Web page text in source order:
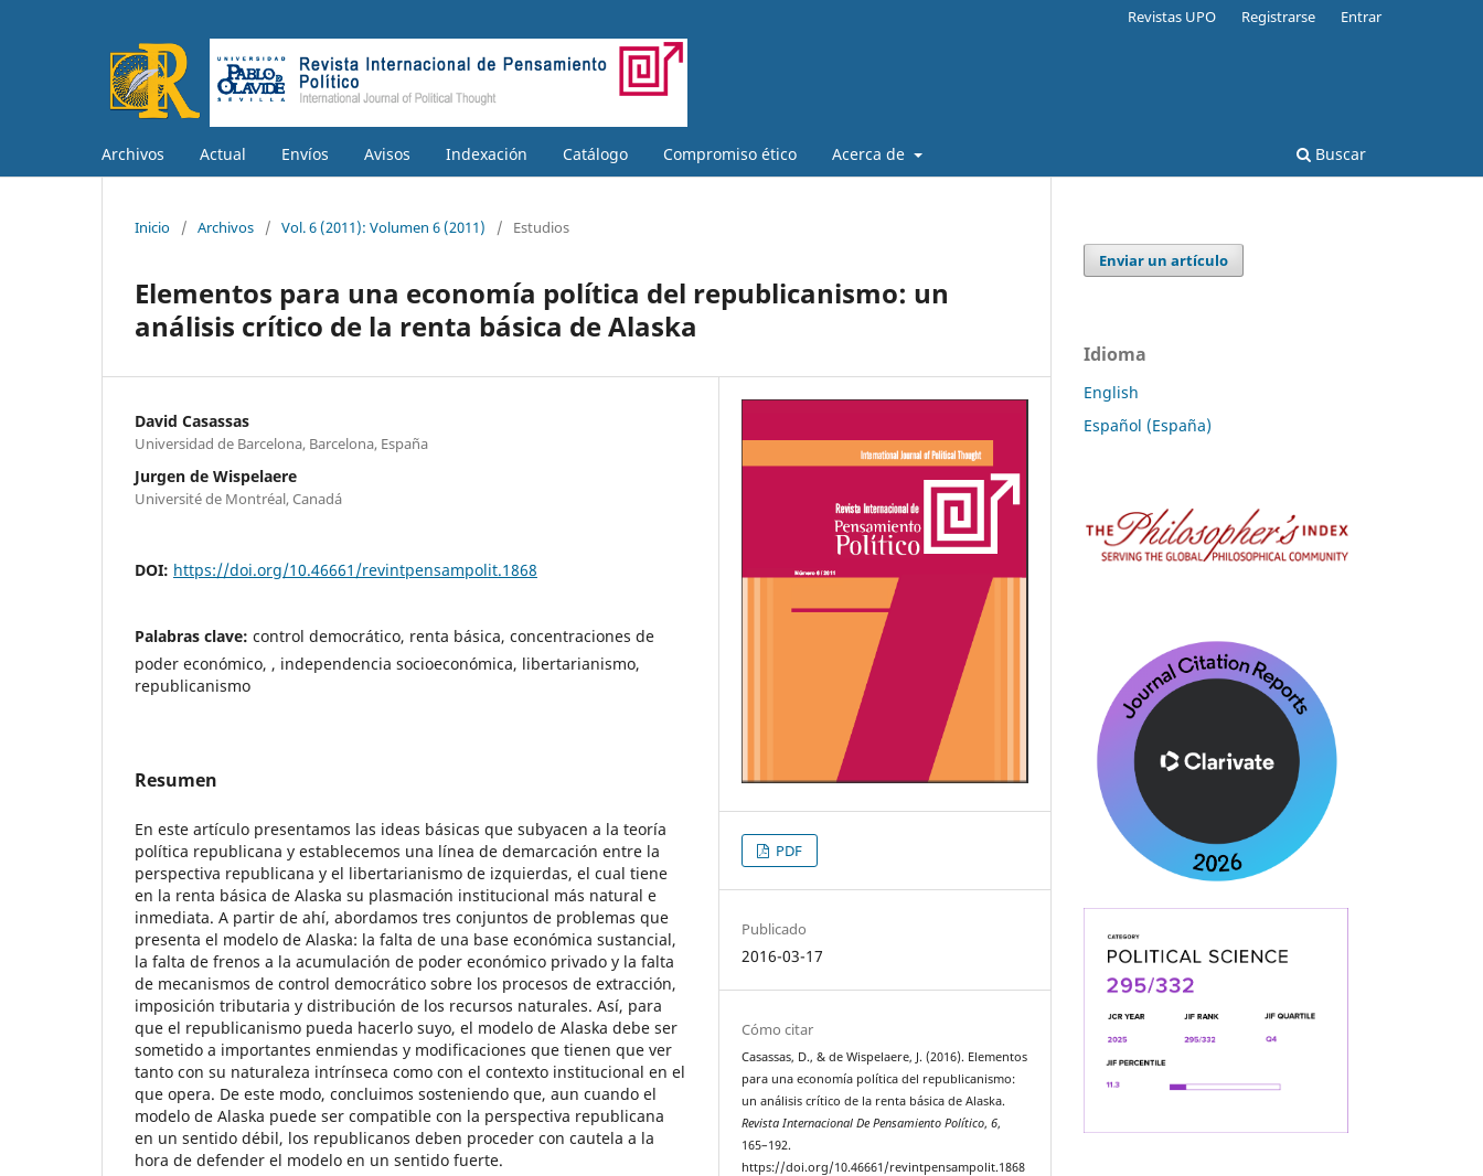
Archivos Actual Envíos Avisos Indexación Catálogo Compromiso ético Acerca de Buscar
Revistas UPO Registrarse Entrar
Inicio / Archivos / Vol. 6 (2011): Volumen 6 (2011) / Estudios
Elementos para una economía política del republicanismo: un
análisis crítico de la renta básica de Alaska
David Casassas
Universidad de Barcelona, Barcelona, España
Jurgen de Wispelaere
Université de Montréal, Canadá
DOI: https://doi.org/10.46661/revintpensampolit.1868
Palabras clave: control democrático, renta básica, concentraciones de
poder económico, , independencia socioeconómica, libertarianismo,
republicanismo
Resumen
En este artículo presentamos las ideas básicas que subyacen a la teoría
política republicana y establecemos una línea de demarcación entre la
perspectiva republicana y el libertarianismo de izquierdas, el cual tiene
en la renta básica de Alaska su plasmación institucional más natural e
inmediata. A partir de ahí, abordamos tres conjuntos de problemas que
presenta el modelo de Alaska: la falta de una base económica sustancial,
la falta de frenos a la acumulación de poder económico privado y la falta
de mecanismos de control democrático sobre los procesos de extracción,
imposición tributaria y distribución de los recursos naturales. Así, para
que el republicanismo pueda hacerlo suyo, el modelo de Alaska debe ser
sometido a importantes enmiendas y modificaciones que tienen que ver
tanto con su naturaleza intrínseca como con el contexto institucional en el
que opera. De este modo, concluimos sosteniendo que, aun cuando el
modelo de Alaska puede ser compatible con la perspectiva republicana
en un sentido débil, los republicanos deben proceder con cautela a la
hora de defender el modelo en un sentido fuerte.
PDF
Publicado
2016-03-17
Cómo citar
Casassas, D., & de Wispelaere, J. (2016). Elementos
para una economía política del republicanismo:
un análisis crítico de la renta básica de Alaska.
Revista Internacional De Pensamiento Político,6,
165–192.
https://doi.org/10.46661/revintpensampolit.1868
Enviar un artículo
Idioma
English
Español (España)